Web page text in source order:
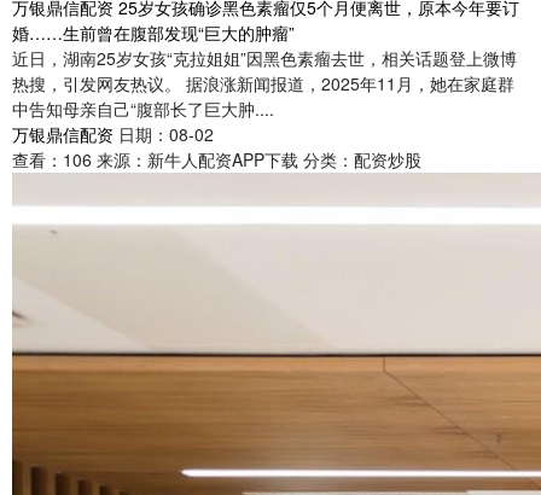
万银鼎信配资 25岁女孩确诊黑色素瘤仅5个月便离世，原本今年要订
婚……生前曾在腹部发现“巨大的肿瘤”
近日，湖南25岁女孩“克拉姐姐”因黑色素瘤去世，相关话题登上微博
热搜，引发网友热议。 据浪涨新闻报道，2025年11月，她在家庭群
中告知母亲自己“腹部长了巨大肿....
万银鼎信配资 日期：08-02
查看： 106 来源： 新牛人配资APP下载 分类： 配资炒股